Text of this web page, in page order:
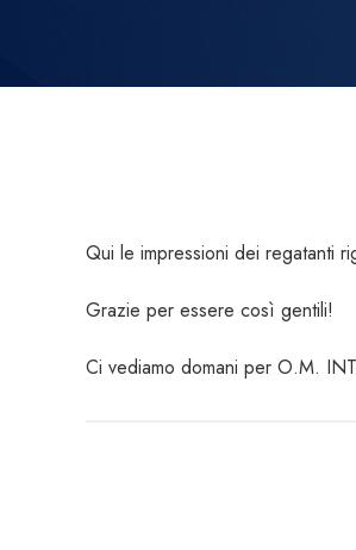
Qui le impressioni dei regatanti
Grazie per essere così gentili!
Ci vediamo domani per O.M.